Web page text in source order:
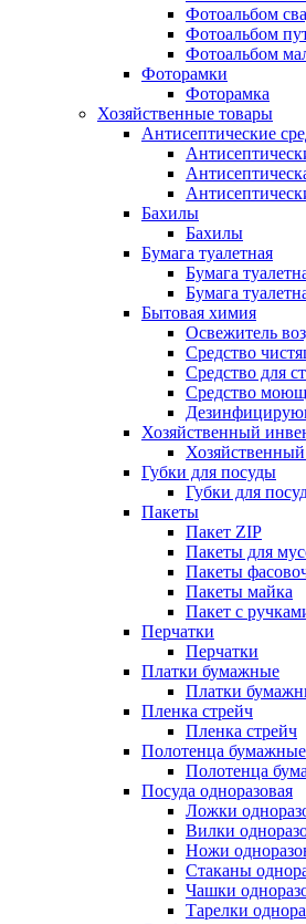
Фотоальбом
Фотоальбом
Фотоальбом
Фоторамки
Фоторамка
Хозяйственные товары
Антисептические
Бахилы
Бахилы
Бумага туалетная
Бумага
Бумага
Бытовая химия
Освежитель
Средство
Средство для
Средство
Хозяйственный
Губки для посуды
Губки для
Пакеты
Пакет ZIP
Пакеты для
Пакеты
Пакеты майка
Пакет с
Перчатки
Перчатки
Платки бумажные
Платки
Пленка стрейч
Пленка стрейч
Полотенца бумажные
Полотенца
Посуда одноразовая
Ложки
Вилки
Ножи
Стаканы
Чашки
Тарелки